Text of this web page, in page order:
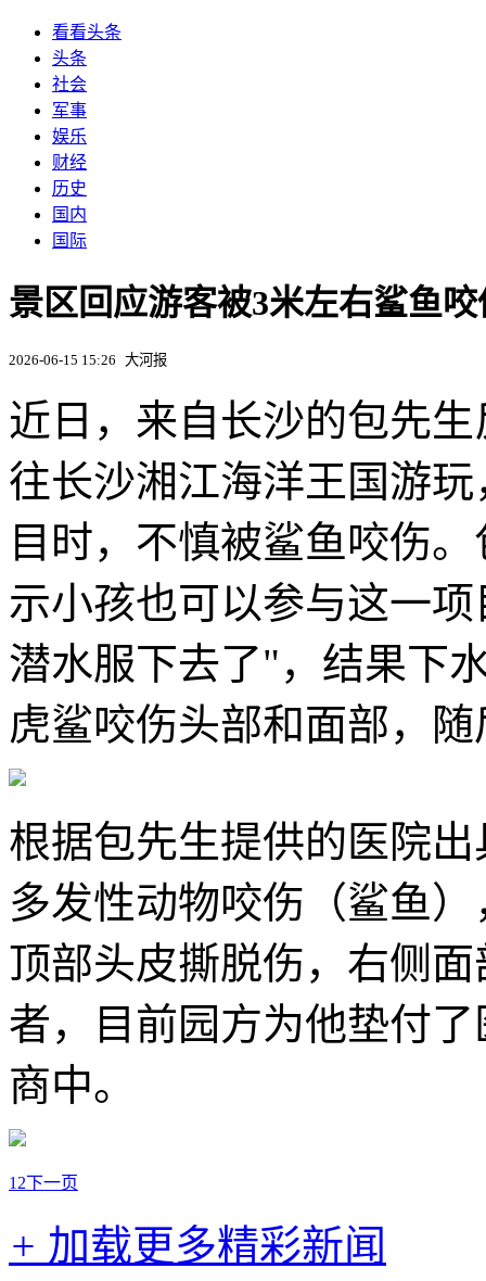
看看头条
头条
社会
军事
娱乐
财经
历史
国内
国际
景区回应游客被3米左右鲨鱼
2026-06-15 15:26 大河报
近日，来自长沙的包先
往长沙湘江海洋王国游
目时，不慎被鲨鱼咬伤
示小孩也可以参与这一
潜水服下去了"，结果下
虎鲨咬伤头部和面部，
根据包先生提供的医院
多发性动物咬伤（鲨鱼
顶部头皮撕脱伤，右侧
者，目前园方为他垫付
商中。
1 2下一页
+ 加载更多精彩新闻